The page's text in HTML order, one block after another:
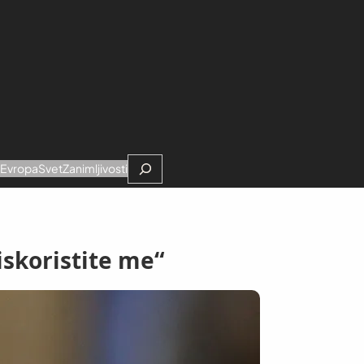
EvropaSvetZanimljivostiSearch
me“